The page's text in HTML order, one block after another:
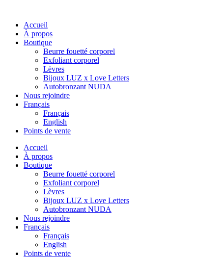
Accueil
À propos
Boutique
Beurre fouetté corporel
Exfoliant corporel
Lèvres
Bijoux LUZ x Love Letters
Autobronzant NUDA
Nous rejoindre
Français
Français
English
Points de vente
Accueil
À propos
Boutique
Beurre fouetté corporel
Exfoliant corporel
Lèvres
Bijoux LUZ x Love Letters
Autobronzant NUDA
Nous rejoindre
Français
Français
English
Points de vente